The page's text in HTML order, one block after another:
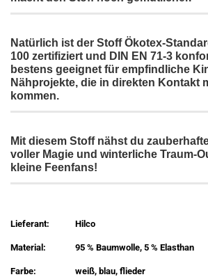
Natürlich ist der StoffÖkotex-
100 zertifiziert und DIN EN 71-3
bestens geeignet für empfindliche
Nähprojekte, die in direkten Kontakt
kommen.
Mit diesem Stoff nähst du
voller Magie und winterliche Traum-
kleine Feenfans!
Lieferant: Hilco
Material: 95 % Baumwolle, 5 % Elasthan
Farbe: weiß, blau, flieder